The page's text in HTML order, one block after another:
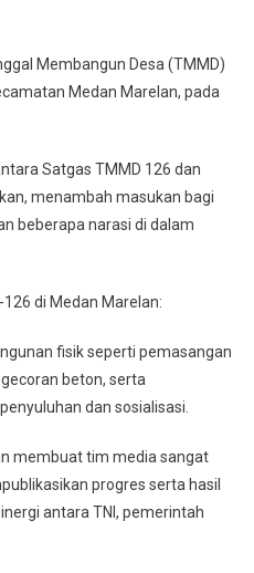
Posko
TMMD
Membangun Desa (TMMD)
Medan Marelan, pada
Satgas TMMD 126 dan
menambah masukan bagi
beberapa narasi di dalam
di Medan Marelan:
fisik seperti pemasangan
beton, serta
dan sosialisasi.
membuat tim media sangat
progres serta hasil
antara TNI, pemerintah